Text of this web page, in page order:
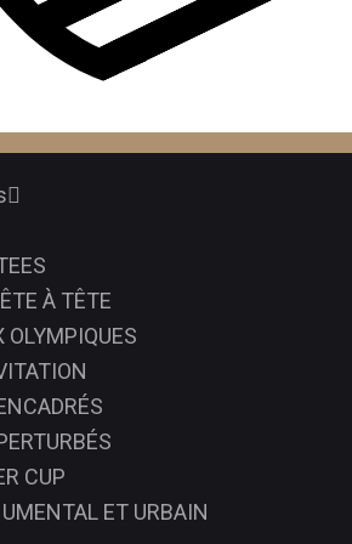
À TÊTE
OLYMPIQUES
CUP
ET URBAIN